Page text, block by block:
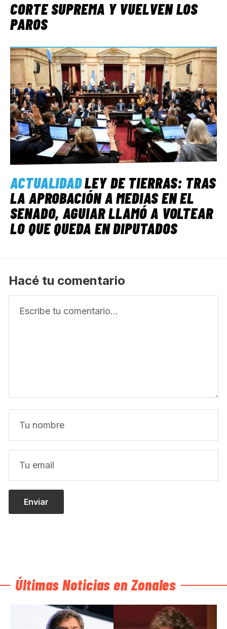
CORTE SUPREMA Y VUELVEN LOS
PAROS
ACTUALIDADLEY DE TIERRAS: TRAS
LA APROBACIÓN A MEDIAS EN EL
SENADO, AGUIAR LLAMÓ A VOLTEAR
LO QUE QUEDA EN DIPUTADOS
Hacé tu comentario
Últimas Noticias en Zonales